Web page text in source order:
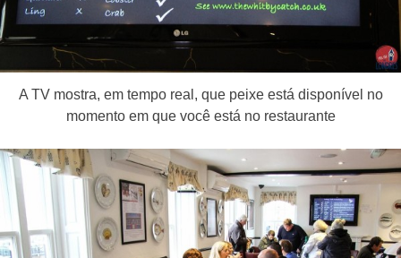
A TV mostra, em tempo real, que peixe está disponível no
momento em que você está no restaurante